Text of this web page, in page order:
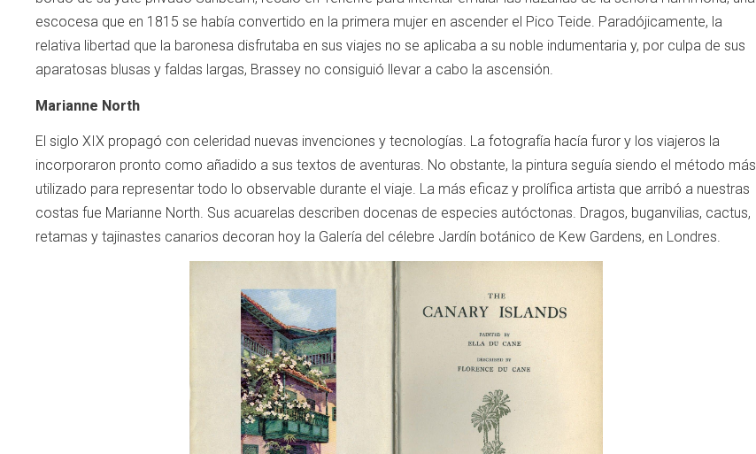
escocesa que en 1815 se había convertido en la primera mujer en ascender el Pico Teide. Paradójicamente, la
relativa libertad que la baronesa disfrutaba en sus viajes no se aplicaba a su noble indumentaria y, por culpa de sus
aparatosas blusas y faldas largas, Brassey no consiguió llevar a cabo la ascensión.
Marianne North
El siglo XIX propagó con celeridad nuevas invenciones y tecnologías. La fotografía hacía furor y los viajeros la
incorporaron pronto como añadido a sus textos de aventuras. No obstante, la pintura seguía siendo el método más
utilizado para representar todo lo observable durante el viaje. La más eficaz y prolífica artista que arribó a nuestras
costas fue Marianne North. Sus acuarelas describen docenas de especies autóctonas. Dragos, buganvilias, cactus,
retamas y tajinastes canarios decoran hoy la Galería del célebre Jardín botánico de Kew Gardens, en Londres.